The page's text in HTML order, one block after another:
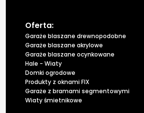
Oferta:
Garaże blaszane drewnopodobne
Garaże blaszane akrylowe
Garaże blaszane ocynkowane
Hale - Wiaty
Domki ogrodowe
Produkty z oknami FIX
Garaże z bramami segmentowymi
Wiaty śmietnikowe